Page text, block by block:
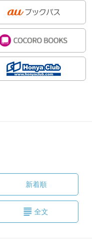
新着順
全文